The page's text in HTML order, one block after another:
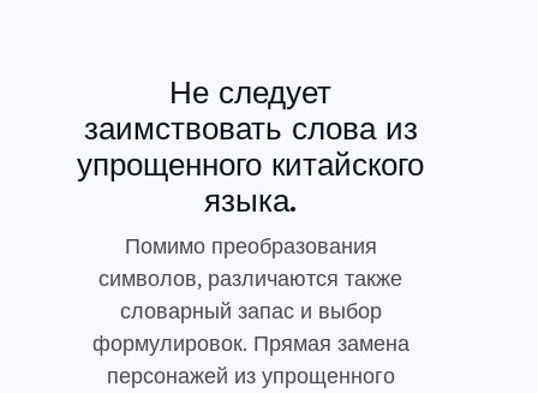
Не следует
заимствовать слова из
упрощенного китайского
языка.
Помимо преобразования
символов, различаются также
словарный запас и выбор
формулировок. Прямая замена
персонажей из упрощенного